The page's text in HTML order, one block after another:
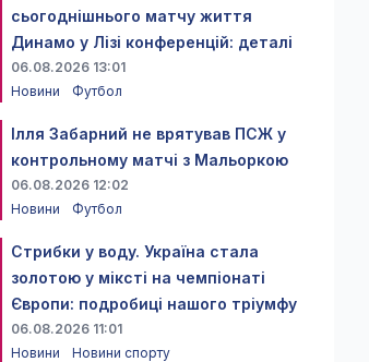
сьогоднішнього матчу життя
Динамо у Лізі конференцій: деталі
06.08.2026 13:01
Новини
Футбол
Ілля Забарний не врятував ПСЖ у
контрольному матчі з Мальоркою
06.08.2026 12:02
Новини
Футбол
Стрибки у воду. Україна стала
золотою у міксті на чемпіонаті
Європи: подробиці нашого тріумфу
06.08.2026 11:01
Новини
Новини спорту